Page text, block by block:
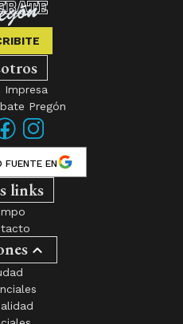
Impresa
Pregón
FUENTE EN
links